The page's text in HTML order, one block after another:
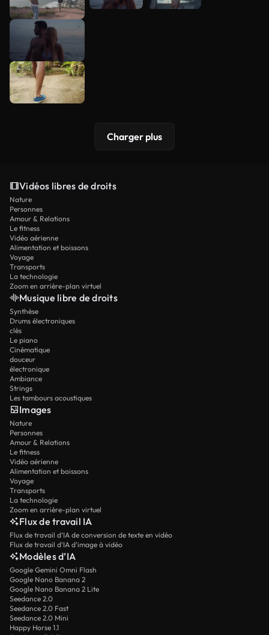
Charger plus
Vidéos libres de droits
Nature
Personnes
Amour & Relations
Le fitness
Vidéo aérienne
Alimentation et boissons
Voyage
Transports
La technologie
Zoom en arrière-plan virtuel
Musique libre de droits
Synthèse
Drums électroniques
clés
Le piano
Cinématique
douceur
électronique
Ambiance
Strings
Les tambours acoustiques
Images
Nature
Personnes
Amour & Relations
Le fitness
Vidéo aérienne
Alimentation et boissons
Voyage
Transports
La technologie
Zoom en arrière-plan virtuel
Flux de travail IA
Flux de travail d’IA de conversion de texte en vidéo
Flux de travail d’IA d’image à vidéo
Modèles d’IA
Google Gemini Omni Flash
Google Nano Banana 2
Google Nano Banana 2 Lite
Seedance 2.0
Seedance 2.0 Fast
Seedance 2.0 Mini
Happy Horse 1.1